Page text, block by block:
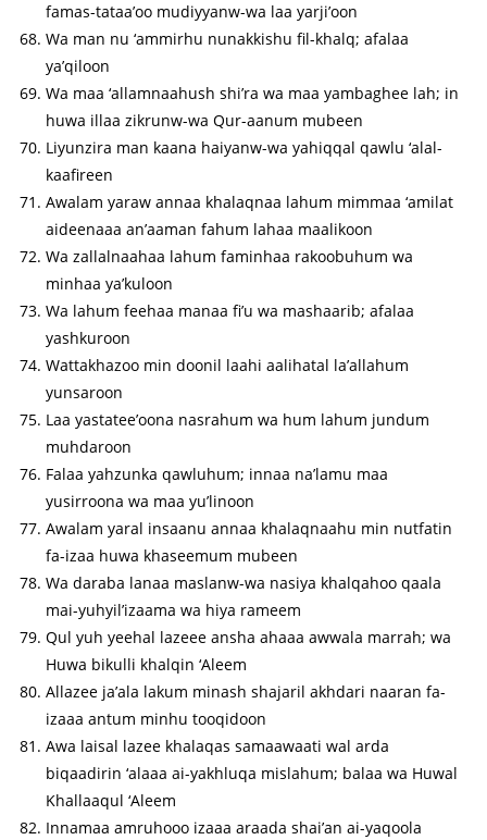
famas-tataa’oo mudiyyanw-wa laa yarji’oon
Wa man nu ‘ammirhu nunakkishu fil-khalq; afalaa
ya’qiloon
Wa maa ‘allamnaahush shi’ra wa maa yambaghee lah; in
huwa illaa zikrunw-wa Qur-aanum mubeen
Liyunzira man kaana haiyanw-wa yahiqqal qawlu ‘alal-
kaafireen
Awalam yaraw annaa khalaqnaa lahum mimmaa ‘amilat
aideenaaa an’aaman fahum lahaa maalikoon
Wa zallalnaahaa lahum faminhaa rakoobuhum wa
minhaa ya’kuloon
Wa lahum feehaa manaa fi’u wa mashaarib; afalaa
yashkuroon
Wattakhazoo min doonil laahi aalihatal la’allahum
yunsaroon
Laa yastatee’oona nasrahum wa hum lahum jundum
muhdaroon
Falaa yahzunka qawluhum; innaa na’lamu maa
yusirroona wa maa yu’linoon
Awalam yaral insaanu annaa khalaqnaahu min nutfatin
fa-izaa huwa khaseemum mubeen
Wa daraba lanaa maslanw-wa nasiya khalqahoo qaala
mai-yuhyil’izaama wa hiya rameem
Qul yuh yeehal lazeee ansha ahaaa awwala marrah; wa
Huwa bikulli khalqin ‘Aleem
Allazee ja’ala lakum minash shajaril akhdari naaran fa-
izaaa antum minhu tooqidoon
Awa laisal lazee khalaqas samaawaati wal arda
biqaadirin ‘alaaa ai-yakhluqa mislahum; balaa wa Huwal
Khallaaqul ‘Aleem
Innamaa amruhooo izaaa araada shai’an ai-yaqoola